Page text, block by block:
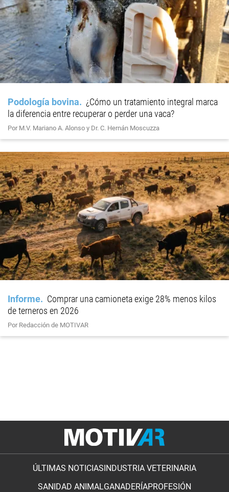
Podología bovina
¿Cómo un tratamiento integral marca
la diferencia entre recuperar o perder una vaca?
Por M.V. Mariano A. Alonso y Dr. C. Hernán Moscuzza
Informe
Comprar una camioneta exige 28% menos kilos
de terneros en 2026
Por Redacción de MOTIVAR
ÚLTIMAS NOTICIASINDUSTRIA VETERINARIA
SANIDAD ANIMALGANADERÍAPROFESIÓN